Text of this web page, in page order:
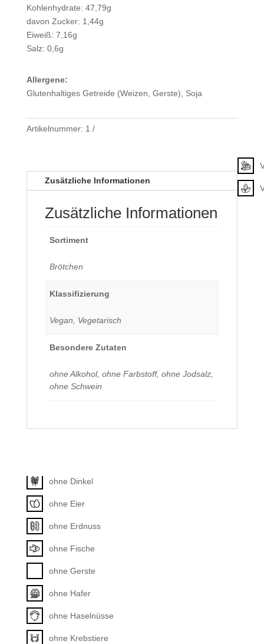
Kohlenhydrate: 47,79g
davon Zucker: 1,44g
Eiweiß: 7,16g
Salz: 0,6g
Allergene:
Glutenhaltiges Getreide (Weizen, Gerste), Soja
Artikelnummer: 1
Zusätzliche Informationen
Zusätzliche Informationen
Sortiment
Brötchen
Klassifizierung
Vegan, Vegetarisch
Besondere Zutaten
ohne Alkohol, ohne Farbstoff, ohne Jodsalz,
ohne Schwein
ohne Dinkel
ohne Eier
ohne Erdnuss
ohne Fische
ohne Gerste
ohne Hafer
ohne Haselnüsse
ohne Krebstiere